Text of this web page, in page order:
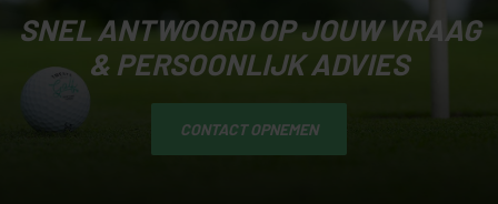
SNEL ANTWOORD OP JOUW VRAAG
& PERSOONLIJK ADVIES
CONTACT OPNEMEN